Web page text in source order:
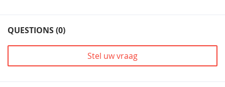
QUESTIONS (0)
Stel uw vraag